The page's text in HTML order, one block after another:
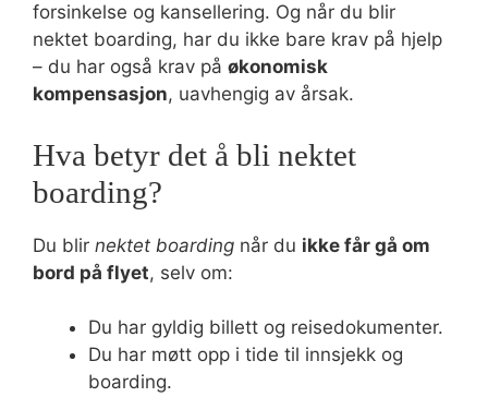
forsinkelse og kansellering. Og når du blir
nektet boarding, har du ikke bare krav på hjelp
– du har også krav på økonomisk
kompensasjon, uavhengig av årsak.
Hva betyr det å bli nektet
boarding?
Du blir nektet boarding når du ikke får gå om
bord på flyet, selv om:
Du har gyldig billett og reisedokumenter.
Du har møtt opp i tide til innsjekk og
boarding.